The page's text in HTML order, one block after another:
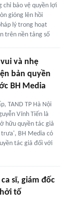
chỉ bảo vệ quyền lợi
gióng lên hồi
lý trong hoạt
trên nền tảng số
vui và nhẹ
bản quyền
BH Media
TAND TP Hà Nội
Vĩnh Tiến là
hữu quyền tác giả
BH Media có
tác giả đối với
sĩ, giám đốc
tố